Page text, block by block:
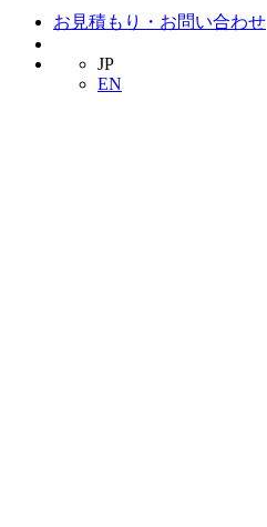
お見積もり・お問い合わせ
JP
EN